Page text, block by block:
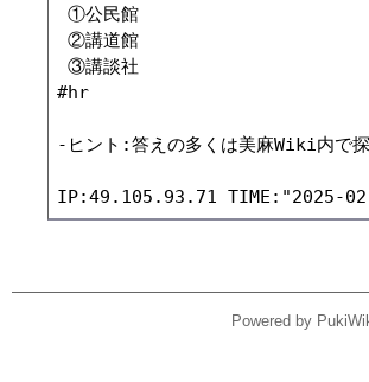
①公民館
②講道館
③講談社
#hr
-ヒント:答えの多くは美麻Wiki内で
Powered by